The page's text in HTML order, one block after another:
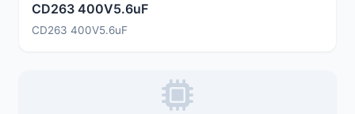
CD263 400V5.6uF
CD263 400V5.6uF